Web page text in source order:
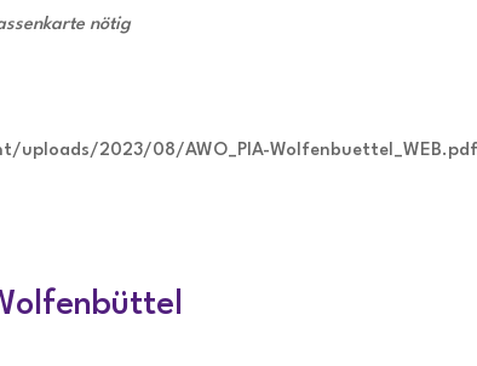
nötig
2023/08/AWO_PIA-